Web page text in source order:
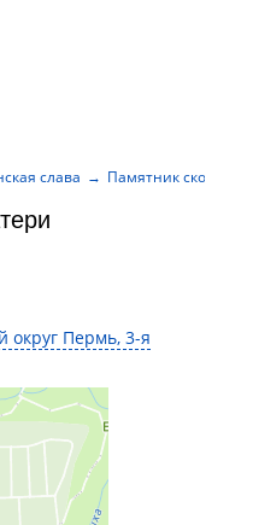
округ Пермь, 3-я
слава Памятник